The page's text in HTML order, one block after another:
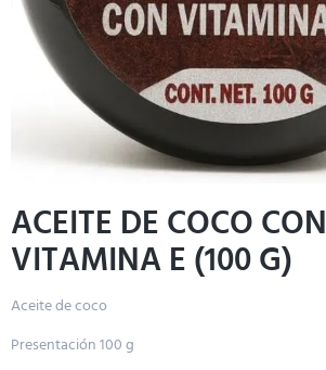
ACEITE DE COCO CON
VITAMINA E (100 G)
Aceite de coco
Presentación 100 g